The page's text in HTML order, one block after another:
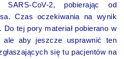
SARS-CoV-2, pobierając od
Czas oczekiwania na wynik
tej pory materiał pobierano w
ale aby jeszcze usprawnić ten
się tu pacjentów na